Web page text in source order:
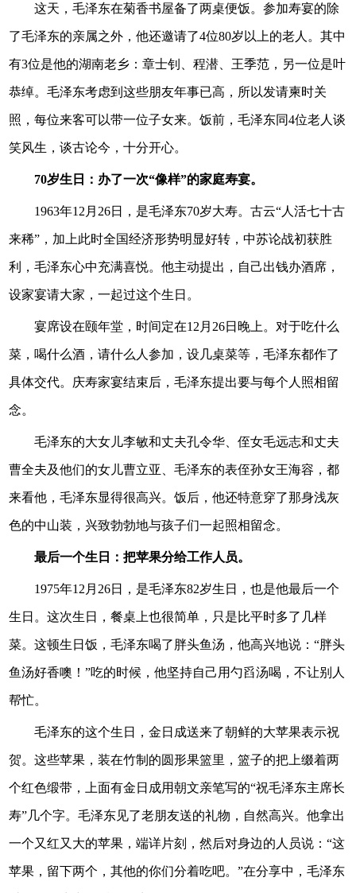
这天，毛泽东在菊香书屋备了两桌便饭。参加寿宴的除
了毛泽东的亲属之外，他还邀请了4位80岁以上的老人。其中
有3位是他的湖南老乡：章士钊、程潜、王季范，另一位是叶
恭绰。毛泽东考虑到这些朋友年事已高，所以发请柬时关
照，每位来客可以带一位子女来。饭前，毛泽东同4位老人谈
笑风生，谈古论今，十分开心。
70岁生日：办了一次“像样”的家庭寿宴。
1963年12月26日，是毛泽东70岁大寿。古云“人活七十古
来稀”，加上此时全国经济形势明显好转，中苏论战初获胜
利，毛泽东心中充满喜悦。他主动提出，自己出钱办酒席，
设家宴请大家，一起过这个生日。
宴席设在颐年堂，时间定在12月26日晚上。对于吃什么
菜，喝什么酒，请什么人参加，设几桌菜等，毛泽东都作了
具体交代。庆寿家宴结束后，毛泽东提出要与每个人照相留
念。
毛泽东的大女儿李敏和丈夫孔令华、侄女毛远志和丈夫
曹全夫及他们的女儿曹立亚、毛泽东的表侄孙女王海容，都
来看他，毛泽东显得很高兴。饭后，他还特意穿了那身浅灰
色的中山装，兴致勃勃地与孩子们一起照相留念。
最后一个生日：把苹果分给工作人员。
1975年12月26日，是毛泽东82岁生日，也是他最后一个
生日。这次生日，餐桌上也很简单，只是比平时多了几样
菜。这顿生日饭，毛泽东喝了胖头鱼汤，他高兴地说：“胖头
鱼汤好香噢！”吃的时候，他坚持自己用勺舀汤喝，不让别人
帮忙。
毛泽东的这个生日，金日成送来了朝鲜的大苹果表示祝
贺。这些苹果，装在竹制的圆形果篮里，篮子的把上缀着两
个红色缎带，上面有金日成用朝文亲笔写的“祝毛泽东主席长
寿”几个字。毛泽东见了老朋友送的礼物，自然高兴。他拿出
一个又红又大的苹果，端详片刻，然后对身边的人员说：“这
苹果，留下两个，其他的你们分着吃吧。”在分享中，毛泽东